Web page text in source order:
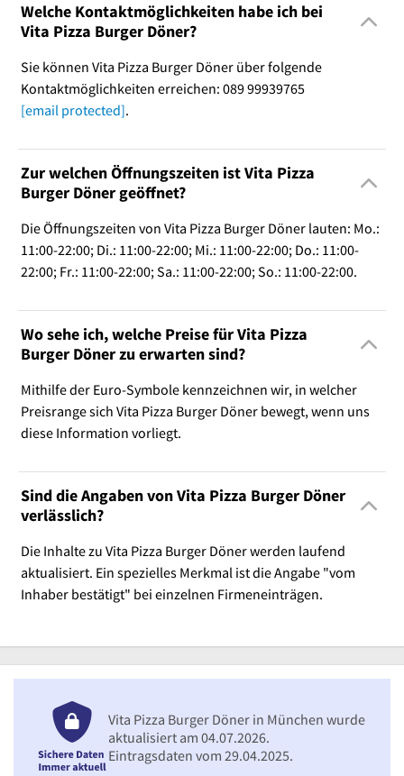
Welche Kontaktmöglichkeiten habe ich bei
Vita Pizza Burger Döner?
Sie können Vita Pizza Burger Döner über folgende
Kontaktmöglichkeiten erreichen: 089 99939765
[email protected].
Zur welchen Öffnungszeiten ist Vita Pizza
Burger Döner geöffnet?
Die Öffnungszeiten von Vita Pizza Burger Döner lauten: Mo.:
11:00-22:00; Di.: 11:00-22:00; Mi.: 11:00-22:00; Do.: 11:00-
22:00; Fr.: 11:00-22:00; Sa.: 11:00-22:00; So.: 11:00-22:00.
Wo sehe ich, welche Preise für Vita Pizza
Burger Döner zu erwarten sind?
Mithilfe der Euro-Symbole kennzeichnen wir, in welcher
Preisrange sich Vita Pizza Burger Döner bewegt, wenn uns
diese Information vorliegt.
Sind die Angaben von Vita Pizza Burger Döner
verlässlich?
Die Inhalte zu Vita Pizza Burger Döner werden laufend
aktualisiert. Ein spezielles Merkmal ist die Angabe "vom
Inhaber bestätigt" bei einzelnen Firmeneinträgen.
Vita Pizza Burger Döner in München wurde
aktualisiert am 04.07.2026.
Eintragsdaten vom 29.04.2025.